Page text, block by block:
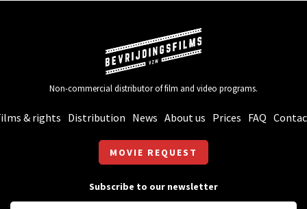
Non-commercial distributor of film and video programs.
& rights Distribution News About us Prices FAQ
MOVIE REQUEST
Subscribe to our newsletter